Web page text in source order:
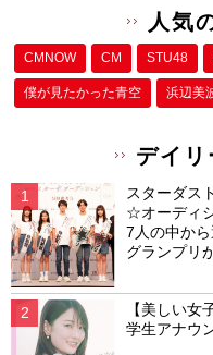
人気
CMNOW CM STU48
僕が⾒たかった⻘空 浜辺美
デイ
スターダス
☆オーディ
7人の中か
グランプリ
【美しい女
学生アナウ